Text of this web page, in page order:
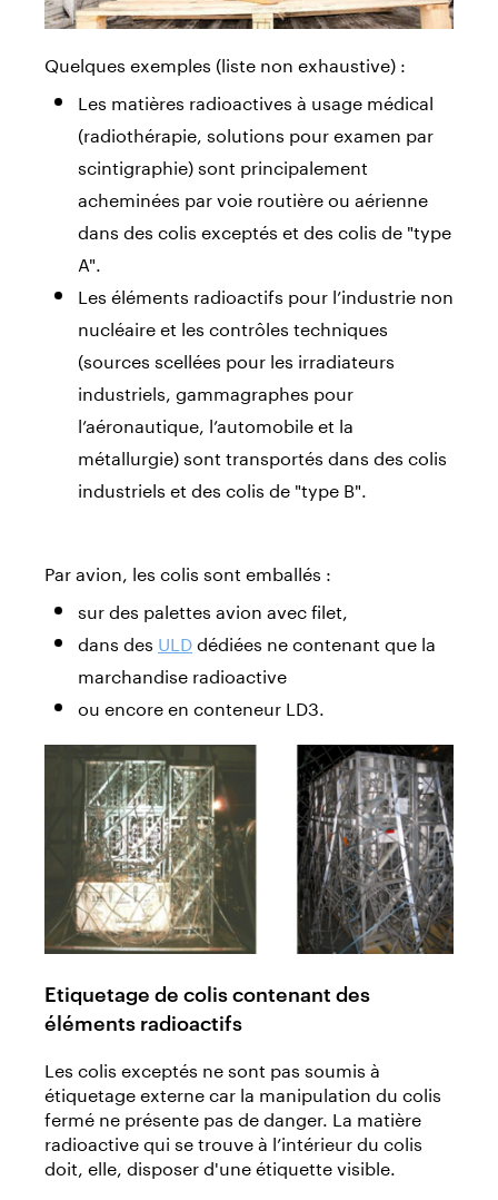
Quelques exemples (liste non exhaustive) :
Les matières radioactives à usage médical
(radiothérapie, solutions pour examen par
scintigraphie) sont principalement
acheminées par voie routière ou aérienne
dans des colis exceptés et des colis de "type
A".
Les éléments radioactifs pour l’industrie non
nucléaire et les contrôles techniques
(sources scellées pour les irradiateurs
industriels, gammagraphes pour
l’aéronautique, l’automobile et la
métallurgie) sont transportés dans des colis
industriels et des colis de "type B".
Par avion, les colis sont emballés :
sur des palettes avion avec filet,
dans des ULDdédiées ne contenant que la
marchandise radioactive
ou encore en conteneur LD3.
Etiquetage de colis contenant des
éléments radioactifs
Les colis exceptés ne sont pas soumis à
étiquetage externe car la manipulation du colis
fermé ne présente pas de danger. La matière
radioactive qui se trouve à l’intérieur du colis
doit, elle, disposer d'une étiquette visible.